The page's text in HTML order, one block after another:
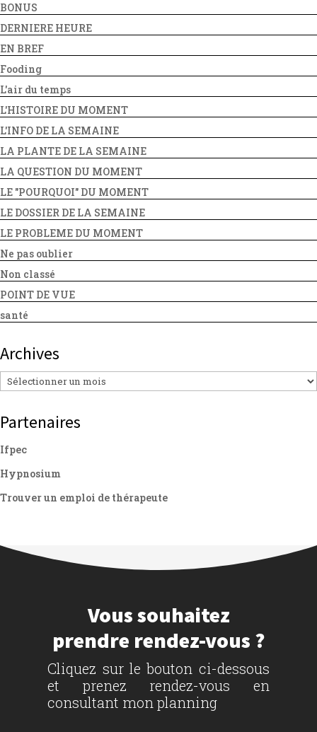
BONUS
DERNIERE HEURE
EN BREF
Fooding
L'air du temps
L'HISTOIRE DU MOMENT
L'INFO DE LA SEMAINE
LA PLANTE DE LA SEMAINE
LA QUESTION DU MOMENT
LE "POURQUOI" DU MOMENT
LE DOSSIER DE LA SEMAINE
LE PROBLEME DU MOMENT
Ne pas oublier
Non classé
POINT DE VUE
santé
Archives
Archives
Partenaires
Ifpec
Hypnosium
Trouver un emploi de thérapeute
Vous souhaitez
prendre rendez-vous ?
Cliquez sur le bouton ci-dessous
et prenez rendez-vous en
consultant mon planning